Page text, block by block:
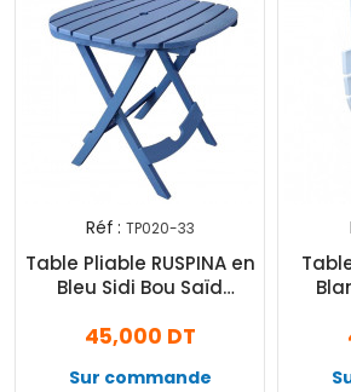
Réf : TP020-33
Table Pliable RUSPINA en
Bleu Sidi Bou Saïd
45,000 DT
Sur commande